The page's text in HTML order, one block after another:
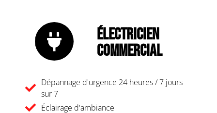
Électricien
Commercial
Dépannage d'urgence 24 heures / 7 jours
sur 7
Éclairage d'ambiance